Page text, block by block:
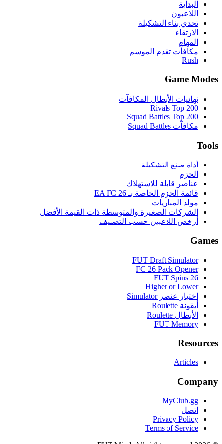
البداية
اللاعبون
تحدي بناء التشكيلة
الارتقاء
المهام
مكافآت تقدم الموسم
Rush
Game Modes
نهائيات الأبطال المكافآت
Rivals Top 200
Squad Battles Top 200
مكافآت Squad Battles
Tools
أداة صنع التشكيلة
الحزم
عناصر قابلة للاستهلاك
قائمة الحزم الخاصة بـ EA FC 26
مولد المباريات
الشركات الصغيرة والمتوسطة ذات القيمة الأفضل
أرخص اللاعبين حسب التصنيف
Games
FUT Draft Simulator
FC 26 Pack Opener
FUT Spins 26
Higher or Lower
اختيار عنصر Simulator
أيقونة Roulette
الأبطال Roulette
FUT Memory
Resources
Articles
Company
MyClub.gg
اتصل
Privacy Policy
Terms of Service